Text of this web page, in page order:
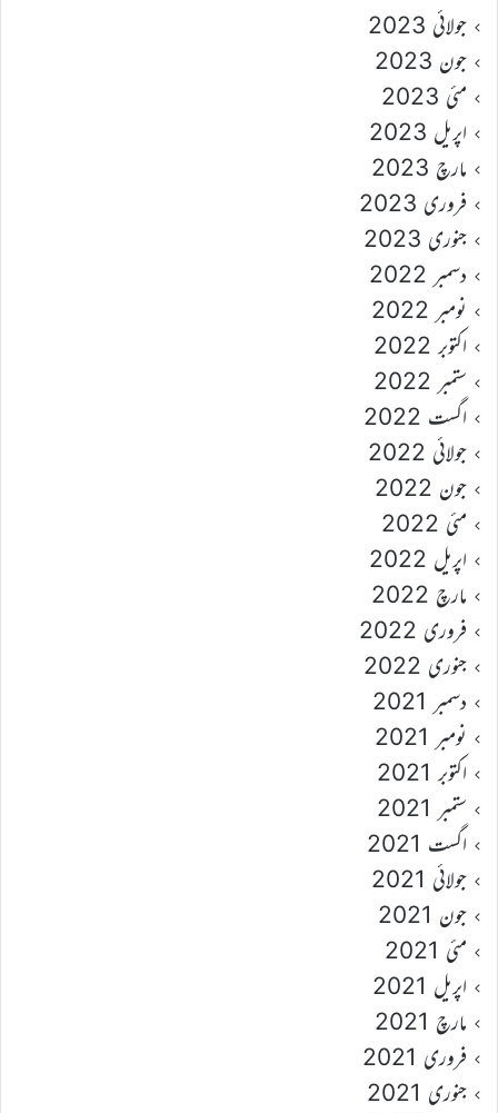
جولائی 2023
جون 2023
مئی 2023
اپریل 2023
مارچ 2023
فروری 2023
جنوری 2023
دسمبر 2022
نومبر 2022
اکتوبر 2022
ستمبر 2022
اگست 2022
جولائی 2022
جون 2022
مئی 2022
اپریل 2022
مارچ 2022
فروری 2022
جنوری 2022
دسمبر 2021
نومبر 2021
اکتوبر 2021
ستمبر 2021
اگست 2021
جولائی 2021
جون 2021
مئی 2021
اپریل 2021
مارچ 2021
فروری 2021
جنوری 2021